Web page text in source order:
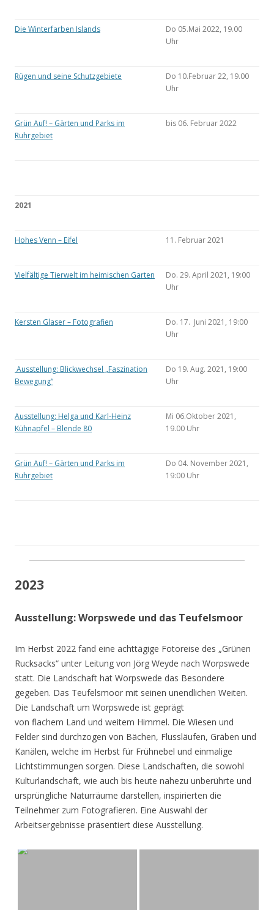
Die Winterfarben Islands
Do 05.Mai 2022, 19.00
Uhr
Rügen und seine Schutzgebiete
Do 10.Februar 22, 19.00
Uhr
Grün Auf! – Gärten und Parks im
Ruhrgebiet
bis 06. Februar 2022
2021
Hohes Venn – Eifel 11. Februar 2021
Vielfältige Tierwelt im heimischen Garten
Do. 29. April 2021, 19:00
Uhr
Kersten Glaser – Fotografien
Do. 17. Juni 2021, 19:00
Uhr
Ausstellung: Blickwechsel „Faszination
Bewegung“
Do 19. Aug. 2021, 19:00
Uhr
Ausstellung: Helga und Karl-Heinz
Kühnapfel – Blende 80
Mi 06.Oktober 2021,
19.00 Uhr
Grün Auf! – Gärten und Parks im
Ruhrgebiet
Do 04. November 2021,
19:00 Uhr
2023
Ausstellung: Worpswede und das Teufelsmoor
Im Herbst 2022 fand eine achttägige Fotoreise des „Grünen
Rucksacks“ unter Leitung von Jörg Weyde nach Worpswede
statt. Die Landschaft hat Worpswede das Besondere
gegeben. Das Teufelsmoor mit seinen unendlichen Weiten.
Die Landschaft um Worpswede ist geprägt
von flachem Land und weitem Himmel. Die Wiesen und
Felder sind durchzogen von Bächen, Flussläufen, Gräben und
Kanälen, welche im Herbst für Frühnebel und einmalige
Lichtstimmungen sorgen. Diese Landschaften, die sowohl
Kulturlandschaft, wie auch bis heute nahezu unberührte und
ursprüngliche Naturräume darstellen, inspirierten die
Teilnehmer zum Fotografieren. Eine Auswahl der
Arbeitsergebnisse präsentiert diese Ausstellung.